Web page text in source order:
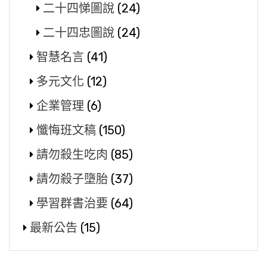
二十四悌圖說 (24)
二十四忠圖說 (24)
智慧名言 (41)
多元文化 (12)
企業管理 (6)
懺悔班文稿 (150)
請勿殺生吃肉 (85)
請勿殺子墮胎 (37)
學習群書治要 (64)
最新公告 (15)